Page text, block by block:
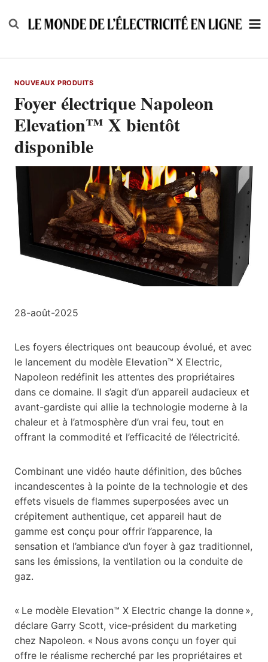
to
NOUVEAUX PRODUITS
Foyer électrique Napoleon
Elevation™ X bientôt
disponible
28-août-2025
Les foyers électriques ont beaucoup évolué, et avec
le lancement du modèle Elevation™ X Electric,
Napoleon redéfinit les attentes des propriétaires
dans ce domaine. Il s’agit d’un appareil audacieux et
avant-gardiste qui allie la technologie moderne à la
chaleur et à l’atmosphère d’un vrai feu, tout en
offrant la commodité et l’efficacité de l’électricité.
Combinant une vidéo haute définition, des bûches
incandescentes à la pointe de la technologie et des
effets visuels de flammes superposées avec un
crépitement authentique, cet appareil haut de
gamme est conçu pour offrir l’apparence, la
sensation et l’ambiance d’un foyer à gaz traditionnel,
sans les émissions, la ventilation ou la conduite de
gaz.
« Le modèle Elevation™ X Electric change la donne »,
déclare Garry Scott, vice-président du marketing
chez Napoleon. « Nous avons conçu un foyer qui
offre le réalisme recherché par les propriétaires et